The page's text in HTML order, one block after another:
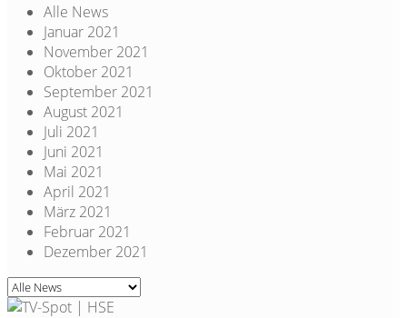
Alle News
Januar 2021
November 2021
Oktober 2021
September 2021
August 2021
Juli 2021
Juni 2021
Mai 2021
April 2021
März 2021
Februar 2021
Dezember 2021